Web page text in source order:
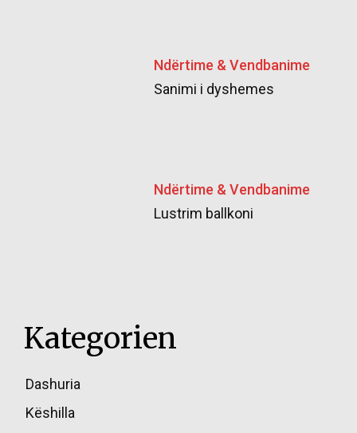
Ndërtime & Vendbanime
Sanimi i dyshemes
Ndërtime & Vendbanime
Lustrim ballkoni
Kategorien
Dashuria
Këshilla